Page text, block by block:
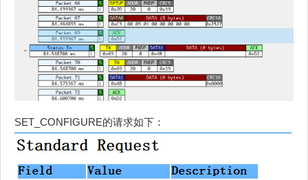
SET_CONFIGURE的请求如下：